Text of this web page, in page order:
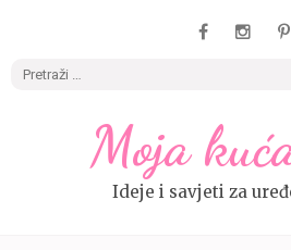
Moja
Ideje i savjeti za